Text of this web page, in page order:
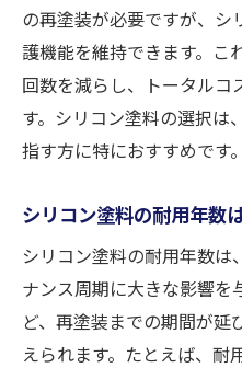
の再塗装が必要ですが、
護機能を維持できます。こ
回数を減らし、トータルコ
す。シリコン塗料の選択は
指す方に特におすすめです。
シリコン塗料の耐用年数
シリコン塗料の耐用年数
ナンス周期に大きな影響を
ど、再塗装までの期間が
えられます。たとえば、耐